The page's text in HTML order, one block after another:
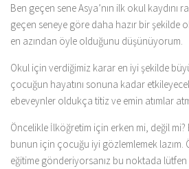
Ben geçen sene Asya’nın ilk okul kaydını
geçen seneye göre daha hazır bir şekilde
en azından öyle olduğunu düşünüyorum.
Okul için verdiğimiz karar en iyi şekilde
çocuğun hayatını sonuna kadar
ebeveynler oldukça titiz ve emin atımlar
Öncelikle İlköğretim için erken mi, değil
bunun için çocuğu iyi gözlemlemek lazım.
eğitime gönderiyorsanız bu noktada